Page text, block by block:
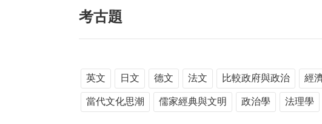
考古題
英文 日文 德文 法文 比較政府與政治 經
當代文化思潮 儒家經典與文明 政治學 法理學